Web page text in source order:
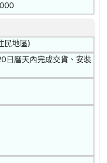
民地區)
日曆天內完成交貨、安裝